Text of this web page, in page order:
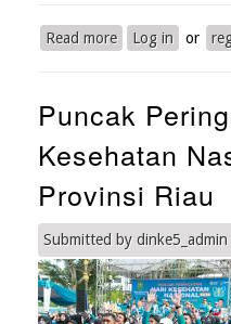
Read moreabout
Program
Dokter
Internship
Ankatan
IV
Periode
November
Tahun
2022
Log in or
Puncak
Kesehatan
Provinsi Riau
Submitted by dinke5_admin